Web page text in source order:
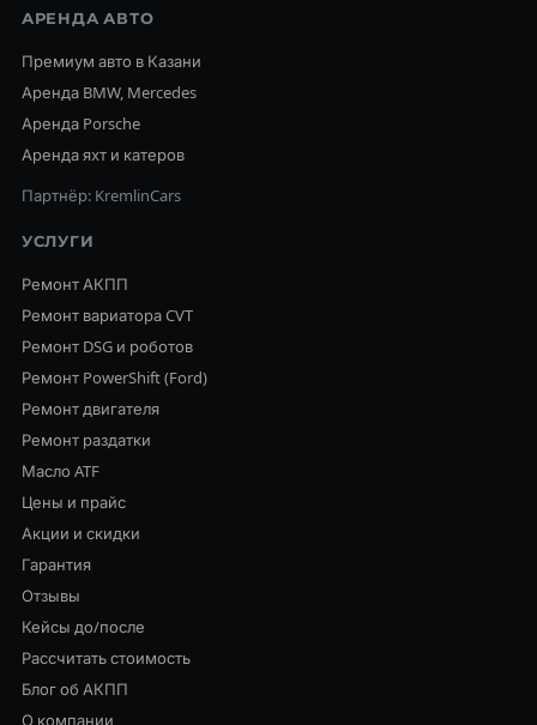
АРЕНДА АВТО
Премиум авто в Казани
Аренда BMW, Mercedes
Аренда Porsche
Аренда яхт и катеров
Партнёр: KremlinCars
УСЛУГИ
Ремонт АКПП
Ремонт вариатора CVT
Ремонт DSG и роботов
Ремонт PowerShift (Ford)
Ремонт двигателя
Ремонт раздатки
Масло ATF
Цены и прайс
Акции и скидки
Гарантия
Отзывы
Кейсы до/после
Рассчитать стоимость
Блог об АКПП
О компании